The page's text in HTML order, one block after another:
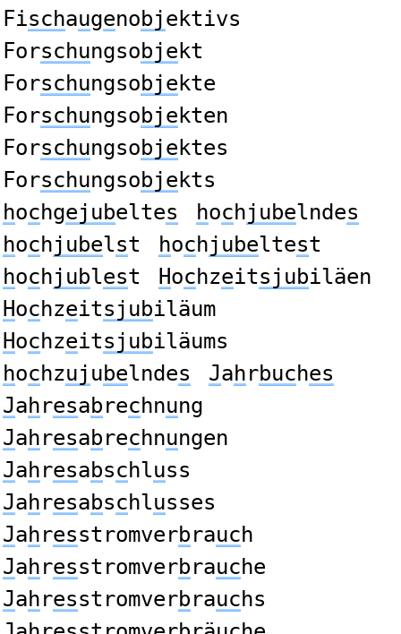
Fischaugenobjektivs
Forschungsobje kt
Forschungsobje kte
Forschungsobje kten
Forschungsobje ktes
Forschungsobje kts
hochgejubeltes hochjubelndes
hochjubelst hochjubeltest
hochjublest Hochzeitsjubiläen
Hochzeitsjubiläum
Hochzeitsjubiläums
hochzuj ubelndes Jahrbuches
Jahresabrechnung
Jahresabrechnungen
Jahresabschluss
Jahresabschlusses
Jahresstromverbrauch
Jahresstromverbrauche
Jahresstromverbrauchs